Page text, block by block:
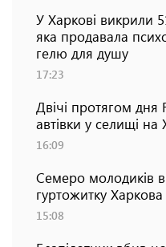
У Харкові викрили
яка продавала
гелю для душу
17:23
Двічі протягом дня
автівки у селищі на
16:09
Семеро молодиків
гуртожитку
15:08